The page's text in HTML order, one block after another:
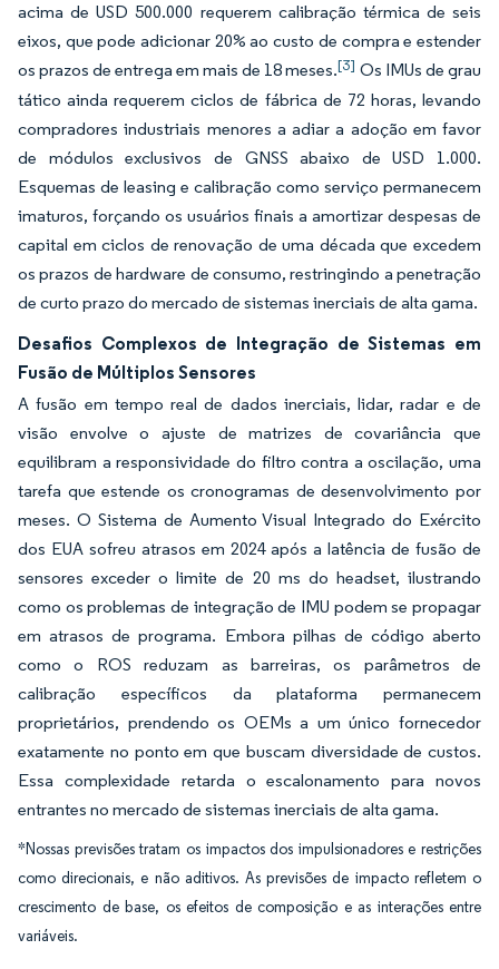
acima de USD 500.000 requerem calibração térmica de seis
eixos, que pode adicionar 20% ao custo de compra e estender
os prazos de entrega em mais de 18 meses.[3] Os IMUs de grau
tático ainda requerem ciclos de fábrica de 72 horas, levando
compradores industriais menores a adiar a adoção em favor
de módulos exclusivos de GNSS abaixo de USD 1.000.
Esquemas de leasing e calibração como serviço permanecem
imaturos, forçando os usuários finais a amortizar despesas de
capital em ciclos de renovação de uma década que excedem
os prazos de hardware de consumo, restringindo a penetração
de curto prazo do mercado de sistemas inerciais de alta gama.
Desafios Complexos de Integração de Sistemas em
Fusão de Múltiplos Sensores
A fusão em tempo real de dados inerciais, lidar, radar e de
visão envolve o ajuste de matrizes de covariância que
equilibram a responsividade do filtro contra a oscilação, uma
tarefa que estende os cronogramas de desenvolvimento por
meses. O Sistema de Aumento Visual Integrado do Exército
dos EUA sofreu atrasos em 2024 após a latência de fusão de
sensores exceder o limite de 20 ms do headset, ilustrando
como os problemas de integração de IMU podem se propagar
em atrasos de programa. Embora pilhas de código aberto
como o ROS reduzam as barreiras, os parâmetros de
calibração específicos da plataforma permanecem
proprietários, prendendo os OEMs a um único fornecedor
exatamente no ponto em que buscam diversidade de custos.
Essa complexidade retarda o escalonamento para novos
entrantes no mercado de sistemas inerciais de alta gama.
*Nossas previsões tratam os impactos dos impulsionadores e restrições
como direcionais, e não aditivos. As previsões de impacto refletem o
crescimento de base, os efeitos de composição e as interações entre
variáveis.